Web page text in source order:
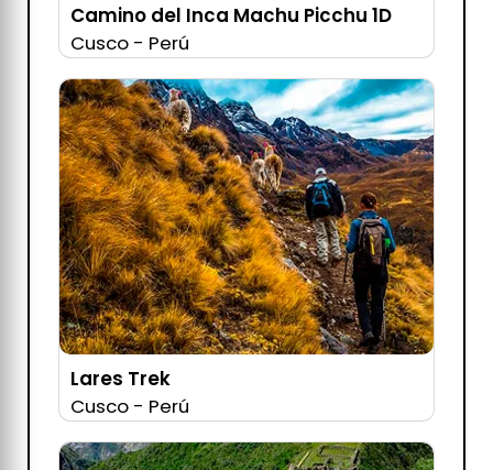
Camino del Inca Machu Picchu 1D
Cusco - Perú
Lares Trek
Cusco - Perú